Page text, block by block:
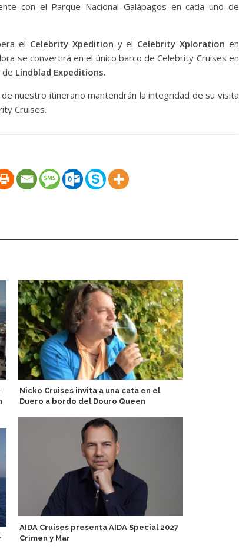
con el Parque Nacional Galápagos en cada uno de
el Celebrity Xpedition y el Celebrity Xploration en
se convertirá en el único barco de Celebrity Cruises en
de Lindblad Expeditions.
nuestro itinerario mantendrán la integridad de su visita
Cruises.
Nicko Cruises invita a una cata en el
Duero a bordo del Douro Queen
AIDA Cruises presenta AIDA Special 2027
Crimen y Mar